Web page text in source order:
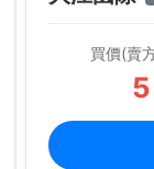
買價(賣
5